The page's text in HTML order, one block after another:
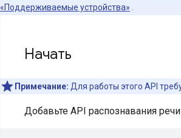
«Поддерживаемые устройства»
Начать
Примечание: Для работы этого API
Добавьте API распознавания